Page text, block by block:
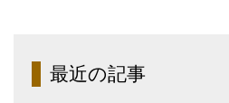
最近の記事